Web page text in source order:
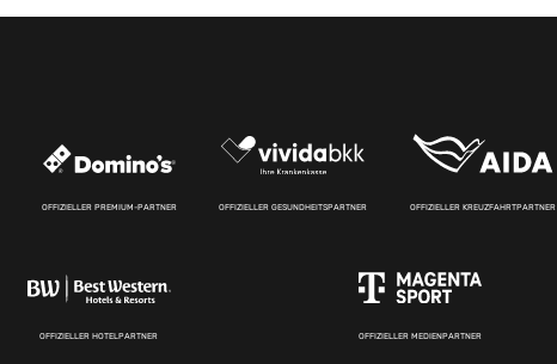
OFFIZIELLER PREMIUM-PARTNER OFFIZIELLER GESUNDHEITSPARTNER OFFIZIELLER KREUZFAHRTPARTNER
OFFIZIELLER HOTELPARTNER OFFIZIELLER MEDIENPARTNER